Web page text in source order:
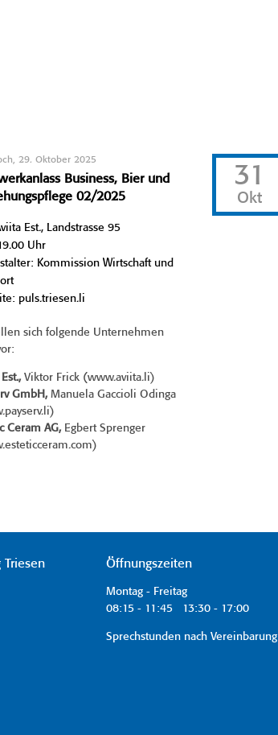
29. Oktober 2025
Business, Bier und
02/2025
Est., Landstrasse 95
Uhr
Kommission Wirtschaft und
puls.triesen.li
sich folgende Unternehmen
Viktor Frick (www.aviita.li)
GmbH, Manuela Gaccioli Odinga
Ceram AG, Egbert Sprenger
31
Okt
Öffnungszeiten
Montag - Freitag
08:15 - 11:45 13:30 - 17:00
Sprechstunden nach Vereinbarung